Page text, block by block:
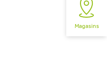
Magasins